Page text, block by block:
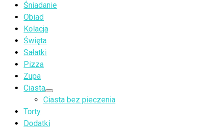
Śniadanie
Obiad
Kolacja
Święta
Sałatki
Pizza
Zupa
Ciasta
Ciasta bez pieczenia
Torty
Dodatki